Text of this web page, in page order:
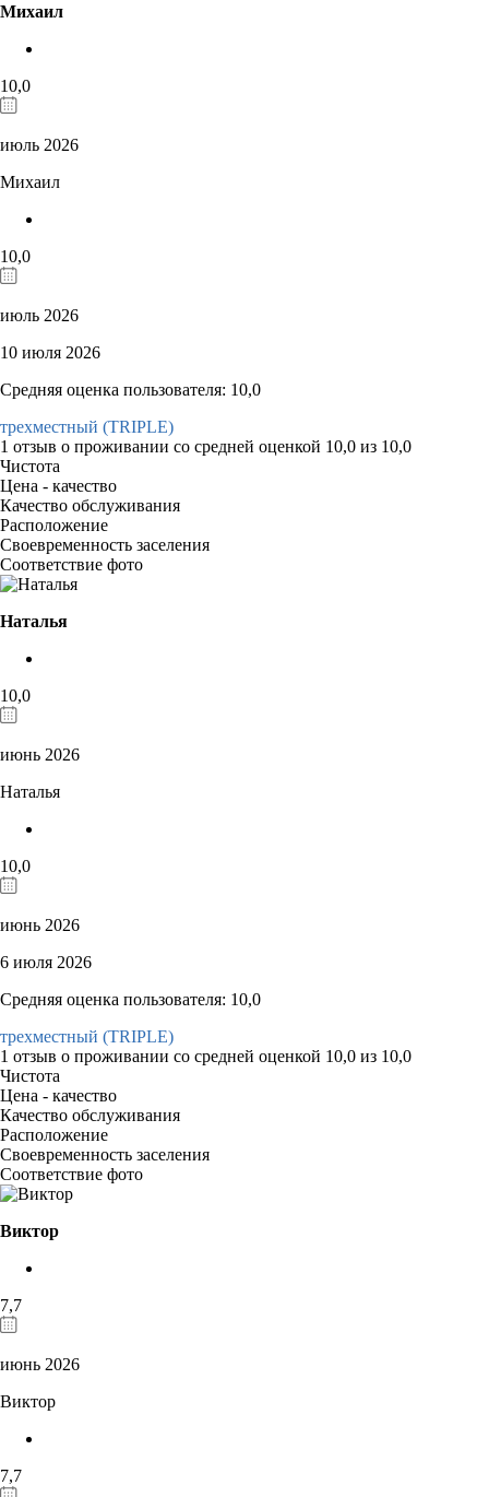
Михаил
10,0
июль 2026
Михаил
10,0
июль 2026
10 июля 2026
Средняя оценка пользователя: 10,0
трехместный (TRIPLE)
1 отзыв о проживании со средней оценкой 10,0 из 10,0
Чистота
Цена - качество
Качество обслуживания
Расположение
Своевременность заселения
Соответствие фото
Наталья
10,0
июнь 2026
Наталья
10,0
июнь 2026
6 июля 2026
Средняя оценка пользователя: 10,0
трехместный (TRIPLE)
1 отзыв о проживании со средней оценкой 10,0 из 10,0
Чистота
Цена - качество
Качество обслуживания
Расположение
Своевременность заселения
Соответствие фото
Виктор
7,7
июнь 2026
Виктор
7,7